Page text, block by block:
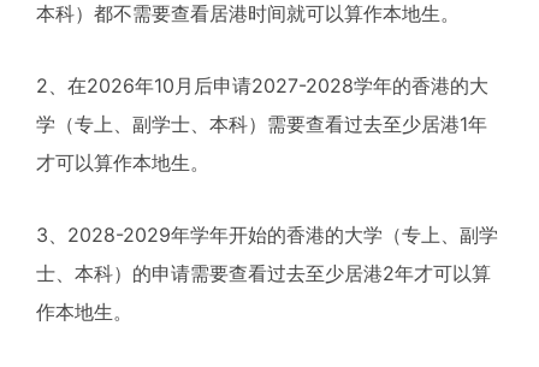
本科）都不需要查看居港时间就可以算作本地生。
2、在2026年10月后申请2027-2028学年的香港的大
学（专上、副学士、本科）需要查看过去至少居港1年
才可以算作本地生。
3、2028-2029年学年开始的香港的大学（专上、副学
士、本科）的申请需要查看过去至少居港2年才可以算
作本地生。